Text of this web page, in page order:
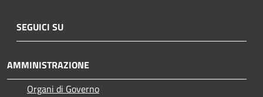
SEGUICI SU
AMMINISTRAZIONE
Organi di Governo